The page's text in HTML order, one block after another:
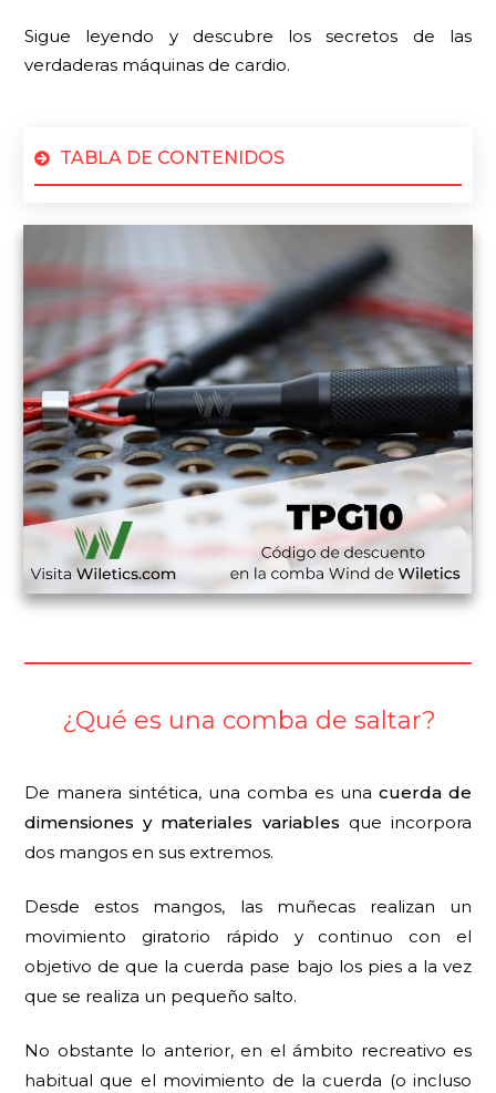
Sigue leyendo y descubre los secretos de las
verdaderas máquinas de cardio.
TABLA DE CONTENIDOS
¿Qué es una comba de saltar?
De manera sintética, una comba es una cuerda de
dimensiones y materiales variables que incorpora
dos mangos en sus extremos.
Desde estos mangos, las muñecas realizan un
movimiento giratorio rápido y continuo con el
objetivo de que la cuerda pase bajo los pies a la vez
que se realiza un pequeño salto.
No obstante lo anterior, en el ámbito recreativo es
habitual que el movimiento de la cuerda (o incluso